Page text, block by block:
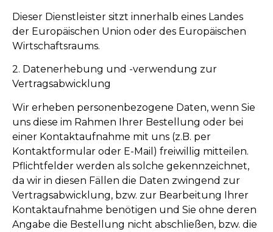
Dieser Dienstleister sitzt innerhalb eines Landes
der Europäischen Union oder des Europäischen
Wirtschaftsraums.
2. Datenerhebung und -verwendung zur
Vertragsabwicklung
Wir erheben personenbezogene Daten, wenn Sie
uns diese im Rahmen Ihrer Bestellung oder bei
einer Kontaktaufnahme mit uns (z.B. per
Kontaktformular oder E-Mail) freiwillig mitteilen.
Pflichtfelder werden als solche gekennzeichnet,
da wir in diesen Fällen die Daten zwingend zur
Vertragsabwicklung, bzw. zur Bearbeitung Ihrer
Kontaktaufnahme benötigen und Sie ohne deren
Angabe die Bestellung nicht abschließen, bzw. die